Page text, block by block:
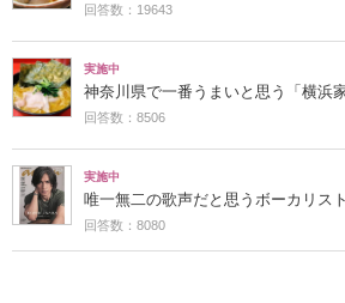
回答数：19643
実施中
神奈川県で一番うまいと思う「横浜
回答数：8506
実施中
唯一無二の歌声だと思うボーカリス
回答数：8080